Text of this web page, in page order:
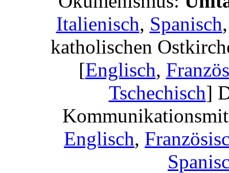
Italienisch, Spanisch
katholischen
[Englisch,
Tschechisch]
Englisch,